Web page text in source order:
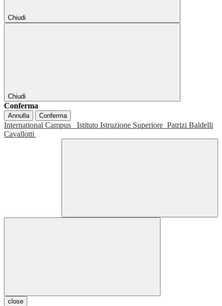
Chiudi
Chiudi
Conferma
Annulla Conferma
International Campus Istituto Istruzione Superiore Patrizi Baldelli
Cavallotti
close